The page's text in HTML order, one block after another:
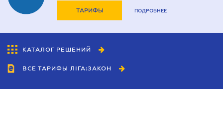
ТАРИФЫ ПОДРОБНЕЕ
КАТАЛОГ РЕШЕНИЙ
ВСЕ ТАРИФЫ ЛІГА:ЗАКОН